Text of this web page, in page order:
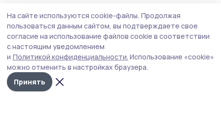
На сайте используются cookie-файлы. Продолжая
пользоваться данным сайтом, вы подтверждаете свое
согласие на использование файлов cookie в соответствии
с настоящим уведомлением
и Политикой конфиденциальности. Использование «cookie»
можно отменить в настройках браузера.
Принять